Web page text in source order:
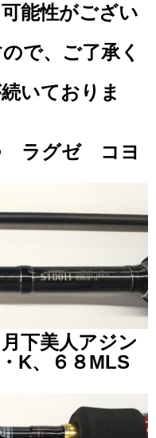
能性がござい
で、ご了承く
いておりま
ラグゼ コヨ
下美人アジン
K、６８MLS